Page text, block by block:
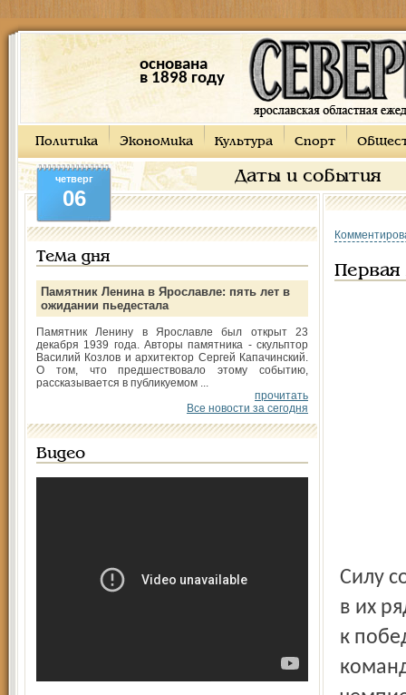
основана
в 1898 году
Политика Экономика Культура Спорт
Даты и события
четверг
06
Тема дня
Памятник Ленина в Ярославле: пять лет в
ожидании пьедестала
Памятник Ленину в Ярославле был открыт 23
декабря 1939 года. Авторы памятника - скульптор
Василий Козлов и архитектор Сергей Капачинский.
О том, что предшествовало этому событию,
рассказывается в публикуемом ...
прочитать
Все новости за сегодня
Видео
Силу
в их
к